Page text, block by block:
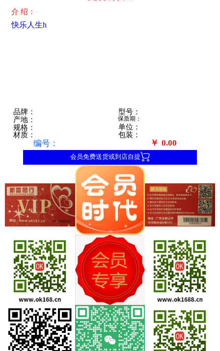
介 绍：
快乐人生h
品牌：
型号：
产地：
保质期：
规格：
单位：
材质：
包装：
编号： ￥ 0.00
会员免费送货或到店自提 